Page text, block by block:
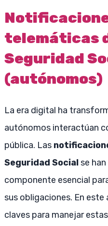
telemáticas
Seguridad
(autónomos)
La era digital ha
autónomos interactúan
pública. Las
Seguridad Socialse han
componente esencial
sus obligaciones. En
claves para manejar